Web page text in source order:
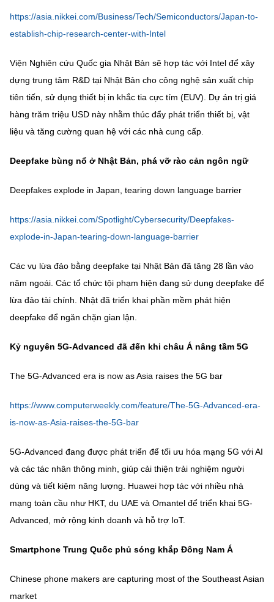
website này)
https://asia.nikkei.com/Business/Tech/Semiconductors/Japan-to-
establish-chip-research-center-with-Intel
Viện Nghiên cứu Quốc gia Nhật Bản sẽ hợp tác với Intel để xây
dựng trung tâm R&D tại Nhật Bản cho công nghệ sản xuất chip
tiên tiến, sử dụng thiết bị in khắc tia cực tím (EUV). Dự án trị giá
hàng trăm triệu USD này nhằm thúc đẩy phát triển thiết bị, vật
liệu và tăng cường quan hệ với các nhà cung cấp.
Deepfake bùng nổ ở Nhật Bản, phá vỡ rào cản ngôn ngữ
Deepfakes explode in Japan, tearing down language barrier
https://asia.nikkei.com/Spotlight/Cybersecurity/Deepfakes-
explode-in-Japan-tearing-down-language-barrier
Các vụ lừa đảo bằng deepfake tại Nhật Bản đã tăng 28 lần vào
năm ngoái. Các tổ chức tội phạm hiện đang sử dụng deepfake để
lừa đảo tài chính. Nhật đã triển khai phần mềm phát hiện
deepfake để ngăn chặn gian lận.
Kỷ nguyên 5G-Advanced đã đến khi châu Á nâng tầm 5G
The 5G-Advanced era is now as Asia raises the 5G bar
https://www.computerweekly.com/feature/The-5G-Advanced-era-
is-now-as-Asia-raises-the-5G-bar
5G-Advanced đang được phát triển để tối ưu hóa mạng 5G với AI
và các tác nhân thông minh, giúp cải thiện trải nghiệm người
dùng và tiết kiệm năng lượng. Huawei hợp tác với nhiều nhà
mạng toàn cầu như HKT, du UAE và Omantel để triển khai 5G-
Advanced, mở rộng kinh doanh và hỗ trợ IoT.
Smartphone Trung Quốc phủ sóng khắp Đông Nam Á
Chinese phone makers are capturing most of the Southeast Asian
market